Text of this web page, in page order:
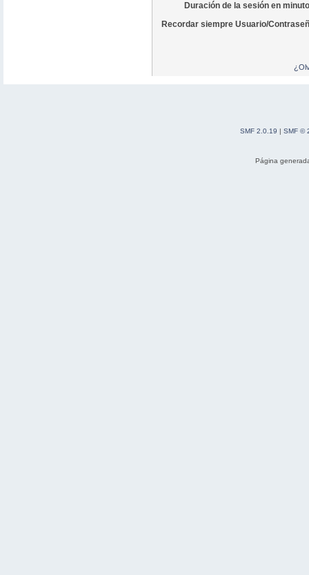
Duración de la sesión en
Recordar siempre Usuario/
SMF 2.0.19 | SMF ©
Página